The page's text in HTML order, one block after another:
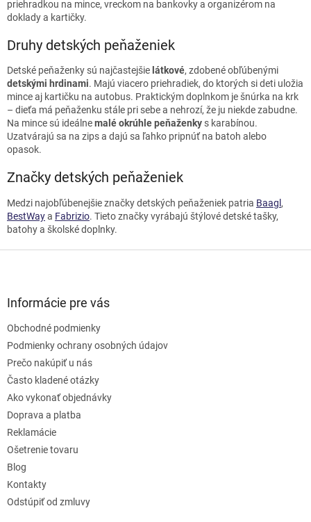
i
priehradkou na mince, vreckom na bankovky a organizérom na
doklady a kartičky.
Druhy detských peňaženiek
Detské peňaženky sú najčastejšie látkové, zdobené obľúbenými
detskými hrdinami. Majú viacero priehradiek, do ktorých si deti uložia
mince aj kartičku na autobus. Praktickým doplnkom je šnúrka na krk
– dieťa má peňaženku stále pri sebe a nehrozí, že ju niekde zabudne.
Na mince sú ideálnemalé okrúhle peňaženky s karabínou.
Uzatvárajú sa na zips a dajú sa ľahko pripnúť na batoh alebo
opasok.
Značky detských peňaženiek
Medzi najobľúbenejšie značky detských peňaženiek patria Baagl ,
BestWaya Fabrizio. Tieto značky vyrábajú štýlové detské tašky,
batohy a školské doplnky.
Informácie pre vás
Obchodné podmienky
Podmienky ochrany osobných údajov
Prečo nakúpiť u nás
Často kladené otázky
Ako vykonať objednávky
Doprava a platba
Reklamácie
Ošetrenie tovaru
Blog
Kontakty
Odstúpiť od zmluvy